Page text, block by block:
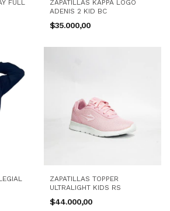
FULL
ZAPATILLAS KAPPA LOGO
ADENIS 2 KID BC
$35.000,00
ZAPATILLAS TOPPER
ULTRALIGHT KIDS RS
$44.000,00